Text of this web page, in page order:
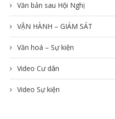
Văn bản sau Hội Nghị
VẬN HÀNH – GIÁM SÁT
Văn hoá – Sự kiện
Video Cư dân
Video Sự kiện